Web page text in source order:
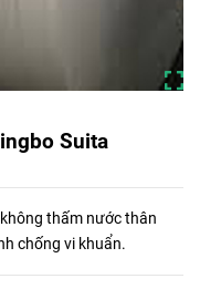
Suita
thấm nước thân
chống vi khuẩn.